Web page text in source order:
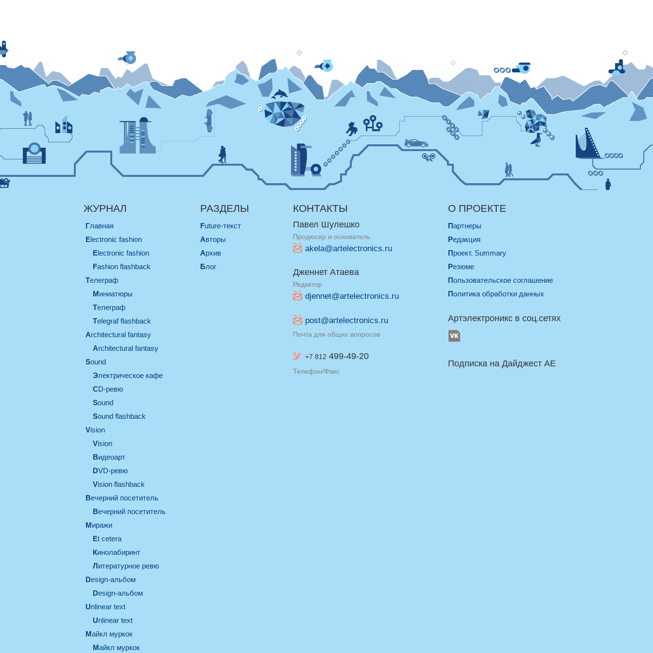
ЖУРНАЛ
Главная
electronic fashion
electronic fashion
Fashion flashback
телеграф
миниатюры
телеграф
Telegraf flashback
architectural fantasy
architectural fantasy
sound
электрическое кафе
CD-ревю
sound
Sound flashback
vision
vision
видеоарт
DVD-ревю
Vision flashback
вечерний посетитель
вечерний посетитель
миражи
et cetera
кинолабиринт
литературное ревю
design-альбом
design-альбом
unlinear text
Unlinear text
майкл муркок
майкл муркок
РАЗДЕЛЫ
Future-текст
Авторы
Архив
Блог
КОНТАКТЫ
Павел Шулешко
Продюсер и основатель
akela@artelectronics.ru
Дженнет Атаева
Редактор
djennet@artelectronics.ru
post@artelectronics.ru
Почта для общих вопросов
+7 812 499-49-20
Телефон/Факс
О ПРОЕКТЕ
Партнеры
Редакция
Проект. Summary
Резюме
Пользовательское соглашение
Политика обработки данных
Артэлектроникс в соц.сетях
Подписка на Дайджест AE